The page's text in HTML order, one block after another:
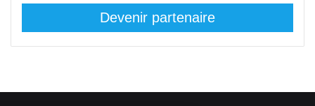
Devenir partenaire